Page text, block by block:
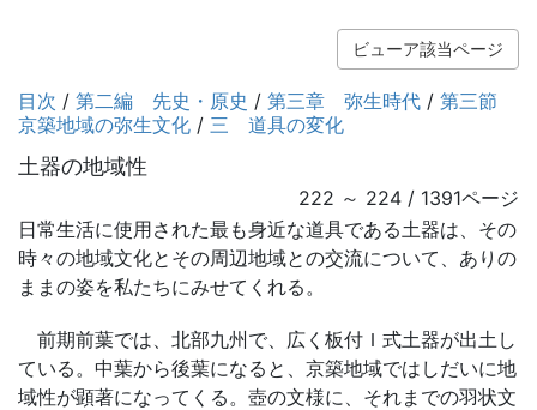
ビューア該当ページ
目次 / 第二編 先史・原史 / 第三章 弥生時代 / 第三節
京築地域の弥生文化 / 三 道具の変化
土器の地域性
222 ～ 224 / 1391ページ
日常生活に使用された最も身近な道具である土器は、その
時々の地域文化とその周辺地域との交流について、ありの
ままの姿を私たちにみせてくれる。
前期前葉では、北部九州で、広く板付Ｉ式土器が出土し
ている。中葉から後葉になると、京築地域ではしだいに地
域性が顕著になってくる。壺の文様に、それまでの羽状文